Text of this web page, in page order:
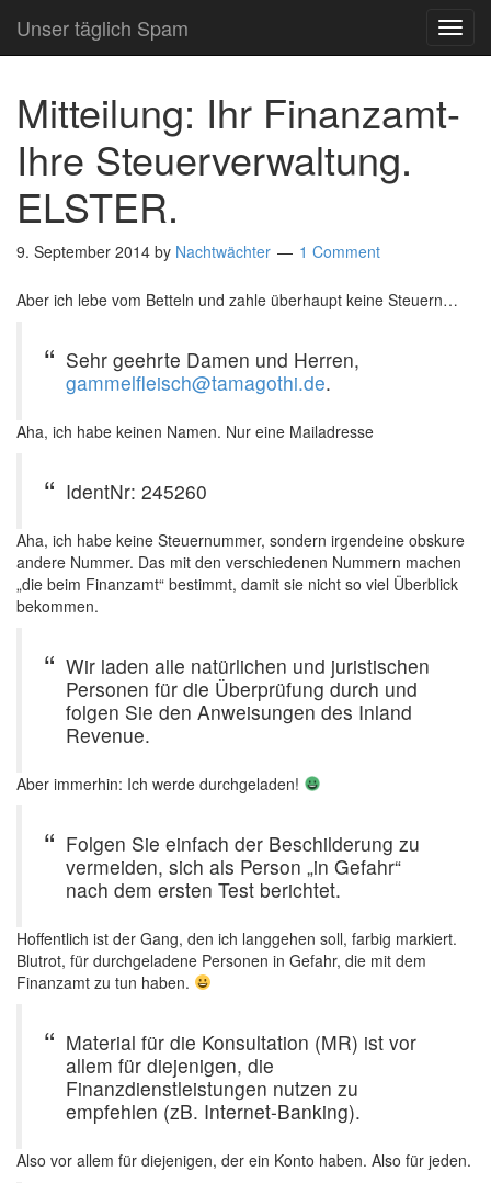
Unser täglich Spam
Mitteilung: Ihr Finanzamt-
Ihre Steuerverwaltung.
ELSTER.
9. September 2014 by Nachtwächter 1 Comment
Aber ich lebe vom Betteln und zahle überhaupt keine Steuern…
Sehr geehrte Damen und Herren,
gammelfleisch@tamagothi.de.
Aha, ich habe keinen Namen. Nur eine Mailadresse
IdentNr: 245260
Aha, ich habe keine Steuernummer, sondern irgendeine obskure
andere Nummer. Das mit den verschiedenen Nummern machen
„die beim Finanzamt“ bestimmt, damit sie nicht so viel Überblick
bekommen.
Wir laden alle natürlichen und juristischen
Personen für die Überprüfung durch und
folgen Sie den Anweisungen des Inland
Revenue.
Aber immerhin: Ich werde durchgeladen!
Folgen Sie einfach der Beschilderung zu
vermeiden, sich als Person „in Gefahr“
nach dem ersten Test berichtet.
Hoffentlich ist der Gang, den ich langgehen soll, farbig markiert.
Blutrot, für durchgeladene Personen in Gefahr, die mit dem
Finanzamt zu tun haben.
Material für die Konsultation (MR) ist vor
allem für diejenigen, die
Finanzdienstleistungen nutzen zu
empfehlen (zB. Internet-Banking).
Also vor allem für diejenigen, der ein Konto haben. Also für jeden.